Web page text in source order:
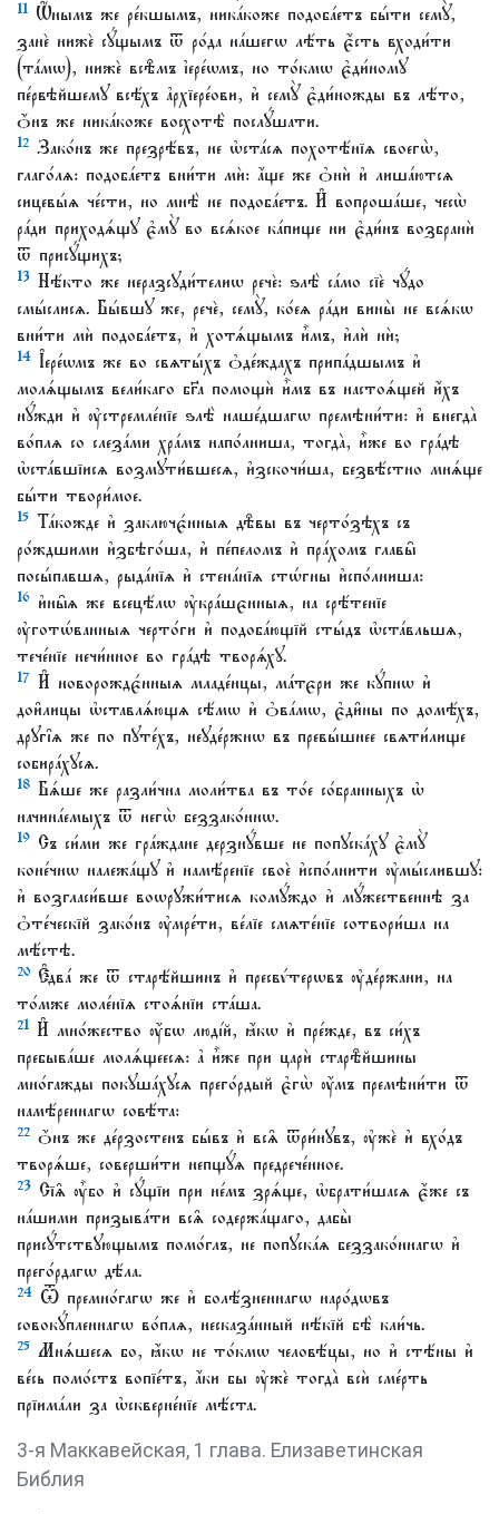
11 Ѡ҆́нымъ же ре́кшымъ, ника́коже подоба́етъ бы́ти семꙋ̀,
занѐ нижѐ сꙋ́щымъ ѿ ро́да на́шегѡ лѣ́ть є҆́сть входи́ти
(та́мѡ), нижѐ всѣ̑мъ і҆ере́ѡмъ, но то́кмѡ є҆ди́номꙋ
пе́рвѣйшемꙋ всѣ́хъ а҆рхїере́ови, и҆ семꙋ̀ є҆ди́ножды въ лѣ́то,
ѻ҆́нъ же ника́коже восхотѣ̀ послꙋ́шати.
12 Зако́нъ же презрѣ́въ, не ѡ҆ста́сѧ похотѣ́нїѧ своегѡ̀,
глаго́лѧ: подоба́етъ вни́ти мѝ: а҆́ще же ѻ҆нѝ и҆ лиша́ютсѧ
сицевы́ѧ че́сти, но мнѣ̀ не подоба́етъ. И҆ вопроша́ше, чесѡ̀
ра́ди приходѧ́щꙋ є҆мꙋ̀ во всѧ́кое ка́пище ни є҆ди́нъ возбранѝ
ѿ присꙋ́щихъ;
13 Нѣ́кто же неразсꙋди́телиѡ речѐ: ѕлѣ̀ са́мо сїѐ чꙋ́до
смы́слисѧ. Бы́вшꙋ же, речѐ, семꙋ̀, ко́еѧ ра́ди вины̀ не всѧ́кѡ
вни́ти мѝ подоба́етъ, и҆ хотѧ́щымъ и҆̀мъ, и҆лѝ нѝ;
14 І҆ере́ѡмъ же во свѧты́хъ ѻ҆де́ждахъ припа́дшымъ и҆
молѧ́щымъ вели́каго бг҃а помощѝ и҆̀мъ въ настоѧ́щей и҆́хъ
нꙋ́жди и҆ ᲂу҆стремле́нїе ѕлѣ̀ наше́дшагѡ премѣни́ти: и҆ внегда̀
во́плѧ со слеза́ми хра́мъ напо́лниша, тогда̀, и҆̀же во гра́дѣ
ѡ҆ста́вшїисѧ возмꙋти́вшесѧ, и҆зскочи́ша, безвѣ́стно мнѧ́ще
бы́ти твори́мое.
15 Та́кожде и҆ заключє́нныѧ дѣ̑вы въ черто́зѣхъ съ
ро́ждшими и҆збѣго́ша, и҆ пе́пеломъ и҆ пра́хомъ главы̑
посы́павшѧ, рыда́нїѧ и҆ стена́нїѧ стѡ́гны и҆спо́лниша:
16 и҆ны̑ѧ же всецѣ́лѡ ᲂу҆кра́шєнныѧ, на срѣ́тенїе
ᲂу҆готѡ́ванныѧ черто́ги и҆ подоба́ющїй сты́дъ ѡ҆ста́вльшѧ,
тече́нїе нечи́нное во гра́дѣ творѧ́хꙋ.
17 И҆ новорождє́нныѧ младе́нцы, ма́тєри же кꙋ́пнѡ и҆
дои̑лицы ѡ҆ставлѧ́ющѧ сѣ́мѡ и҆ ѻ҆ва́мѡ, є҆ди̑ны по домѣ́хъ,
дрꙋгі̑ѧ же по пꙋте́хъ, неꙋде́ржнѡ въ превы́шнее свѧти́лище
собира́хꙋсѧ.
18 Бѧ́ше же разли́чна моли́тва въ то́е со́бранныхъ ѡ҆
начина́емыхъ ѿ негѡ̀ беззако́ннѡ.
19 Съ си́ми же гра́ждане дерзнꙋ́вше не попꙋска́хꙋ є҆мꙋ̀
коне́чнѡ належа́щꙋ и҆ намѣ́ренїе своѐ и҆спо́лнити ᲂу҆мы́слившꙋ:
и҆ возгласи́вше воѡрꙋжи́тисѧ комꙋ́ждо и҆ мꙋ́жественнѣ за
ѻ҆те́ческїй зако́нъ ᲂу҆мре́ти, ве́лїе смѧте́нїе сотвори́ша на
мѣ́стѣ.
20 Є҆два́ же ѿ старѣ́йшинъ и҆ пресвѵ́терѡвъ ᲂу҆де́ржани, на
то́мже моле́нїѧ стоѧ́нїи ста́ша.
21 И҆ мно́жество ᲂу҆́бѡ люді́й, ꙗ҆́кѡ и҆ пре́жде, въ си́хъ
пребыва́ше молѧ́щеесѧ: а҆ и҆̀же при царѝ старѣ̑йшины
мно́гажды покꙋша́хꙋсѧ прего́рдый є҆гѡ̀ ᲂу҆́мъ премѣни́ти ѿ
намѣ́реннагѡ совѣ́та:
22 ѻ҆́нъ же де́рзостенъ бы́въ и҆ всѧ̑ ѿри́нꙋвъ, ᲂу҆жѐ и҆ вхо́дъ
творѧ́ше, соверши́ти непщꙋ́ѧ предрече́нное.
23 Сїѧ̑ ᲂу҆̀бо и҆ сꙋ́щїи при не́мъ зрѧ́ще, ѡ҆брати́шасѧ є҆́же съ
на́шими призыва́ти всѧ̑ содержа́щаго, дабы̀
присꙋ́тствꙋющымъ помо́глъ, не попꙋска́ѧ беззако́ннагѡ и҆
прего́рдагѡ дѣ́ла.
24 Ѿ премно́гагѡ же и҆ болѣ́зненнагѡ наро́дѡвъ
совокꙋ́пленнагѡ во́плѧ, несказа́нный нѣ́кїй бѣ̀ кли́чь.
25 Мнѧ́шесѧ бо, ꙗ҆́кѡ не то́кмѡ человѣ́цы, но и҆ стѣ́ны и҆
ве́сь помо́стъ вопїе́тъ, а҆́ки бы ᲂу҆жѐ тогда̀ всѝ сме́рть
прїима́ли за ѡ҆скверне́нїе мѣ́ста.
3-я Маккавейская, 1 глава. Елизаветинская
Библия